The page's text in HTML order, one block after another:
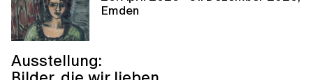
Emden
Ausstellung: